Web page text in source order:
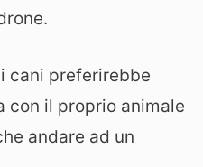
cani preferirebbe
con il proprio animale
andare ad un